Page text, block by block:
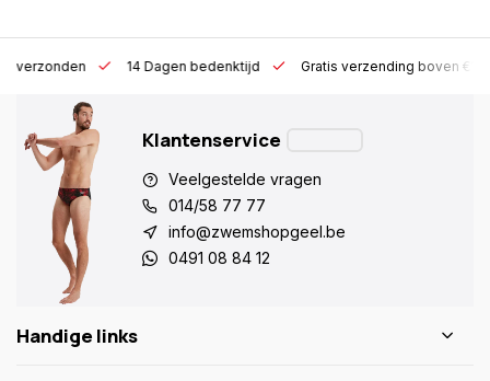
h verzonden 14 Dagen bedenktijd Gratis verzending boven
Klantenservice
Veelgestelde vragen
014/58 77 77
info@zwemshopgeel.be
0491 08 84 12
Handige links